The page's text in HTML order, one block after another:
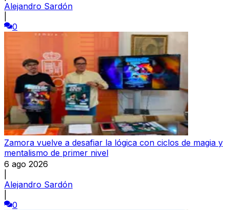
Alejandro Sardón
0
Zamora vuelve a desafiar la lógica con ciclos de magia y
mentalismo de primer nivel
6 ago 2026
Alejandro Sardón
0